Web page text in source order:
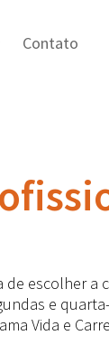
Contato
escolher a
e
Vida e